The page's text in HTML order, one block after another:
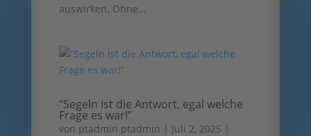
auswirken. Ohne...
“Segeln ist die Antwort, egal welche
Frage es war!”
von ptadmin ptadmin | Juli 2, 2025 |